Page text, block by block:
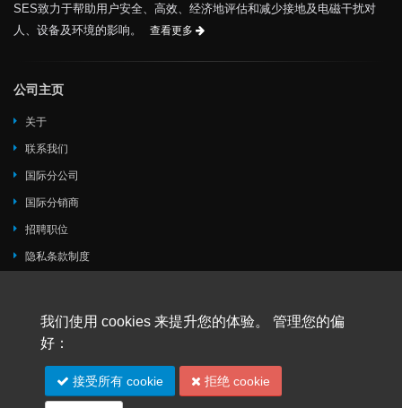
SES致力于帮助用户安全、高效、经济地评估和减少接地及电磁干扰对
人、设备及环境的影响。
查看更多
公司主页
关于
联系我们
国际分公司
国际分销商
招聘职位
隐私条款制度
CDEGS
我们使用 cookies 来提升您的体验。 管理您的偏
好：
接受所有 cookie 拒绝 cookie